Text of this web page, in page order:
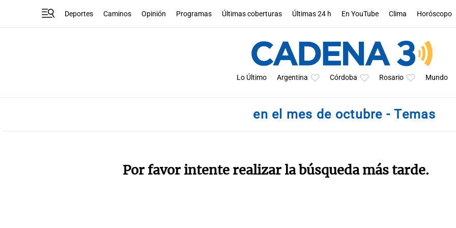
Deportes Caminos Opinión Programas Últimas coberturas Últimas 24 h En YouTube Clima Horóscopo
Lo Último Argentina Córdoba Rosario Mundo
en el mes de octubre - Temas
Por favor intente realizar la búsqueda más tarde.